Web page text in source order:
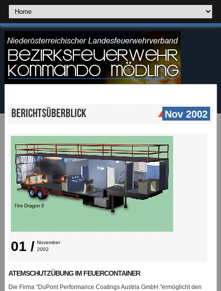
Berichtsüberblick Nov 2002
01 / November
2002
ATEMSCHUTZÜBUNG IM FEUERCONTAINER
Die Firma "DuPont Performance Coatings Austria GmbH."ermöglicht den